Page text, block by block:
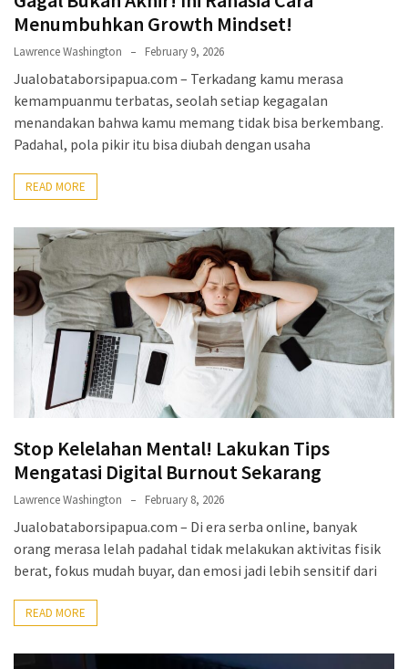
Menumbuhkan Growth Mindset!
Lawrence Washington February 9, 2026
Jualobataborsipapua.com – Terkadang kamu merasa
kemampuanmu terbatas, seolah setiap kegagalan
menandakan bahwa kamu memang tidak bisa berkembang.
Padahal, pola pikir itu bisa diubah dengan usaha
READ MORE
Stop Kelelahan Mental! Lakukan Tips
Mengatasi Digital Burnout Sekarang
Lawrence Washington February 8, 2026
Jualobataborsipapua.com – Di era serba online, banyak
orang merasa lelah padahal tidak melakukan aktivitas fisik
berat, fokus mudah buyar, dan emosi jadi lebih sensitif dari
READ MORE